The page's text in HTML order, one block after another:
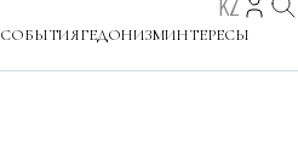
СОБЫТИЯГЕДОНИЗМИНТЕРЕСЫ